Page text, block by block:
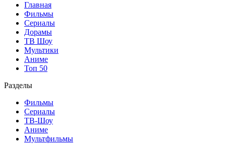
Главная
Фильмы
Сериалы
Дорамы
ТВ Шоу
Мультики
Аниме
Топ 50
Разделы
Фильмы
Сериалы
ТВ-Шоу
Аниме
Мультфильмы